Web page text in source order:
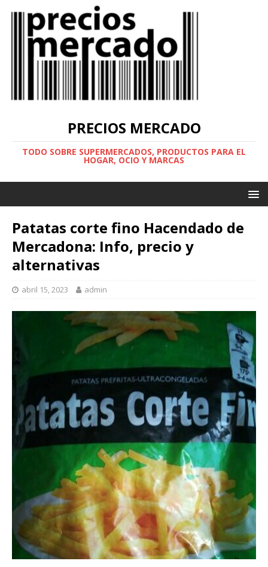
PRECIOS MERCADO
TODO SOBRE SUPERMERCADOS, PRODUCTOS PARA EL
HOGAR, OCIO Y MARCAS
Patatas corte fino Hacendado de
Mercadona: Info, precio y
alternativas
abril 15, 2023 admin